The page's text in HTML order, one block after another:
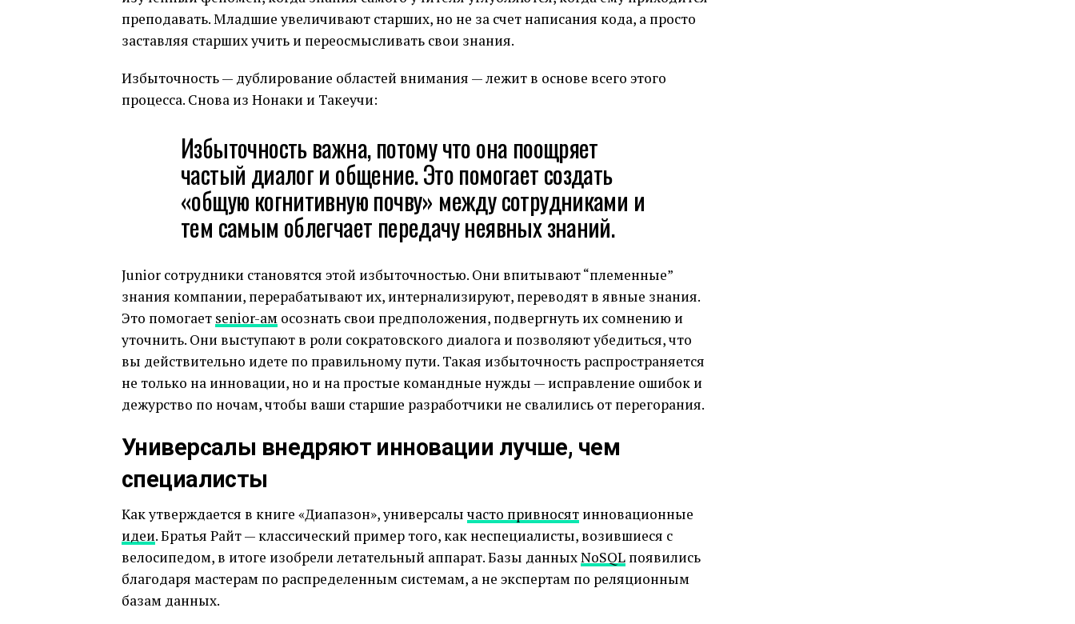
преподавать. Младшие увеличивают старших, но не за счет написания кода, а просто
заставляя старших учить и переосмысливать свои знания.
Избыточность — дублирование областей внимания — лежит в основе всего этого
процесса. Снова из Нонаки и Такеучи:
Избыточность важна, потому что она поощряет
частый диалог и общение. Это помогает создать
«общую когнитивную почву» между сотрудниками и
тем самым облегчает передачу неявных знаний.
Junior сотрудники становятся этой избыточностью. Они впитывают “племенные”
знания компании, перерабатывают их, интернализируют, переводят в явные знания.
Это помогает senior-ам осознать свои предположения, подвергнуть их сомнению и
уточнить. Они выступают в роли сократовского диалога и позволяют убедиться, что
вы действительно идете по правильному пути. Такая избыточность распространяется
не только на инновации, но и на простые командные нужды — исправление ошибок и
дежурство по ночам, чтобы ваши старшие разработчики не свалились от перегорания.
Универсалы внедряют инновации лучше, чем
специалисты
Как утверждается в книге «Диапазон», универсалы часто привносят инновационные
идеи. Братья Райт — классический пример того, как неспециалисты, возившиеся с
велосипедом, в итоге изобрели летательный аппарат. Базы данныхNoSQL появились
благодаря мастерам по распределенным системам, а не экспертам по реляционным
базам данных.